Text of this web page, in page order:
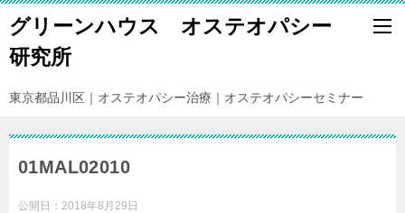
グリーンハウス オステオパシー
研究所
東京都品川区｜オステオパシー治療｜オステオパシーセミナー
01MAL02010
公開日： 2018年8月29日